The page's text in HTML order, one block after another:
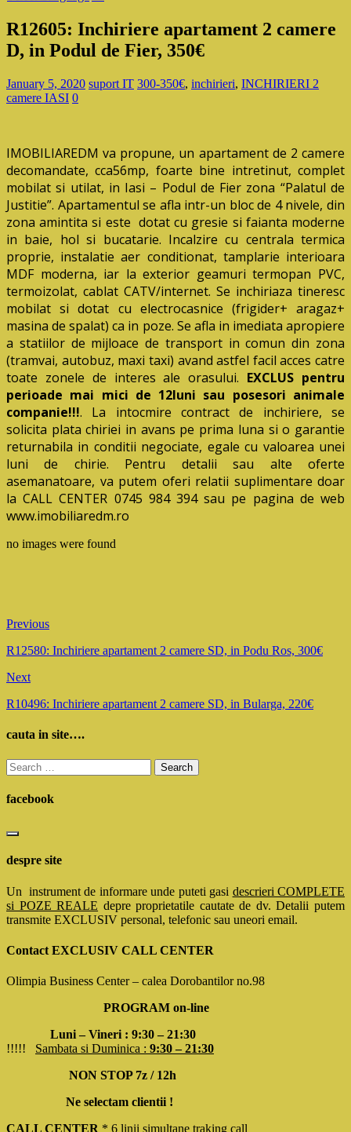
R12605: Inchiriere apartament 2 camere
D, in Podul de Fier, 350€
January 5, 2020 suport IT 300-350€, inchirieri, INCHIRIERI 2
camere IASI 0
IMOBILIAREDM va propune, un apartament de 2 camere
decomandate, cca56mp, foarte bine intretinut, complet
mobilat si utilat, in Iasi – Podul de Fier zona “Palatul de
Justitie”. Apartamentul se afla intr-un bloc de 4 nivele, din
zona amintita si este dotat cu gresie si faianta moderne
in baie, hol si bucatarie. Incalzire cu centrala termica
proprie, instalatie aer conditionat, tamplarie interioara
MDF moderna, iar la exterior geamuri termopan PVC,
termoizolat, cablat CATV/internet. Se inchiriaza tineresc
mobilat si dotat cu electrocasnice (frigider+ aragaz+
masina de spalat) ca in poze. Se afla in imediata apropiere
a statiilor de mijloace de transport in comun din zona
(tramvai, autobuz, maxi taxi) avand astfel facil acces catre
toate zonele de interes ale orasului. EXCLUS pentru
perioade mai mici de 12luni sau posesori animale
companie!!!. La intocmire contract de inchiriere, se
solicita plata chiriei in avans pe prima luna si o garantie
returnabila in conditii negociate, egale cu valoarea unei
luni de chirie. Pentru detalii sau alte oferte
asemanatoare, va putem oferi relatii suplimentare doar
la CALL CENTER 0745 984 394 sau pe pagina de web
www.imobiliaredm.ro
no images were found
Previous
R12580: Inchiriere apartament 2 camere SD, in Podu Ros, 300€
Next
R10496: Inchiriere apartament 2 camere SD, in Bularga, 220€
cauta in site….
Search
for:
facebook
despre site
Un instrument de informare unde puteti gasi descrieri COMPLETE
si POZE REALE depre proprietatile cautate de dv. Detalii putem
transmite EXCLUSIV personal, telefonic sau uneori email.
Contact EXCLUSIV CALL CENTER
Olimpia Business Center – calea Dorobantilor no.98
PROGRAM on-line
Luni – Vineri : 9:30 – 21:30
!!!!! Sambata si Duminica : 9:30 – 21:30
NON STOP 7z / 12h
Ne selectam clientii !
CALL CENTER * 6 linii simultane traking call